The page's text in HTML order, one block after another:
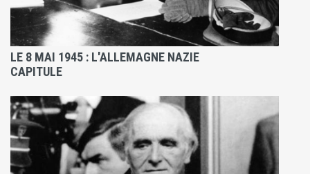
LE 8 MAI 1945 : L'ALLEMAGNE NAZIE
CAPITULE